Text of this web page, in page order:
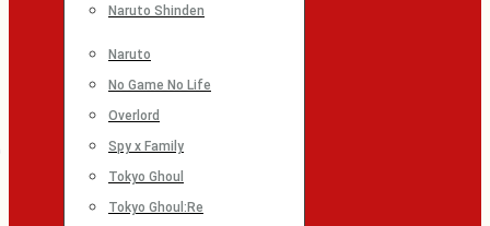
Naruto Shinden
Naruto
No Game No Life
Overlord
Spy x Family
Tokyo Ghoul
Tokyo Ghoul:Re